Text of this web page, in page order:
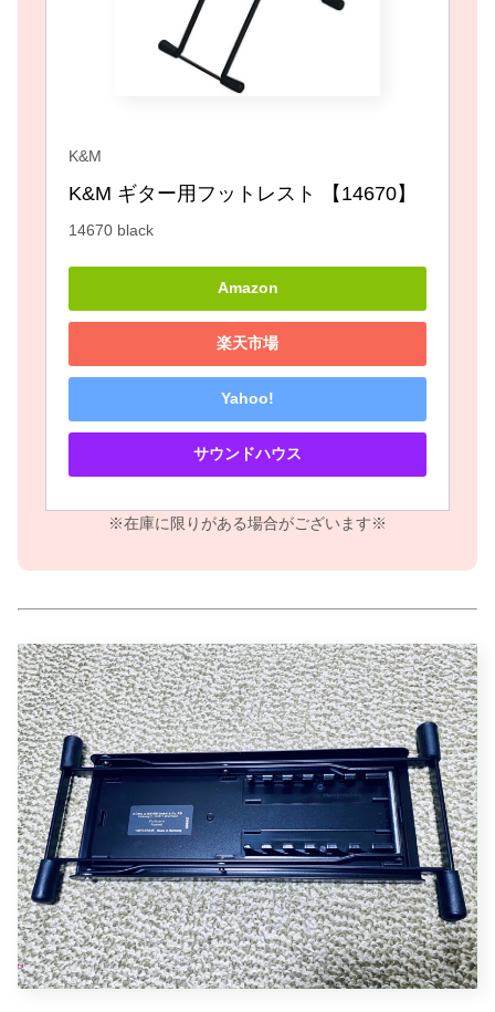
K&M
K&M ギター用フットレスト 【14670】
14670 black
Amazon
楽天市場
Yahoo!
サウンドハウス
※在庫に限りがある場合がございます※